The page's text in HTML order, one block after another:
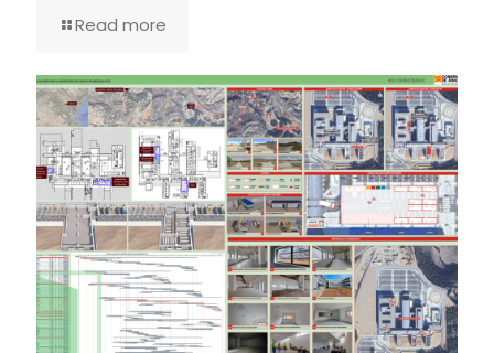
Read more